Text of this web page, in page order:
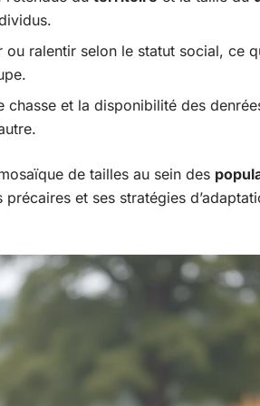
ou ralentir selon le statut social, ce
chasse et la disponibilité des
de tailles au sein des
et ses stratégies